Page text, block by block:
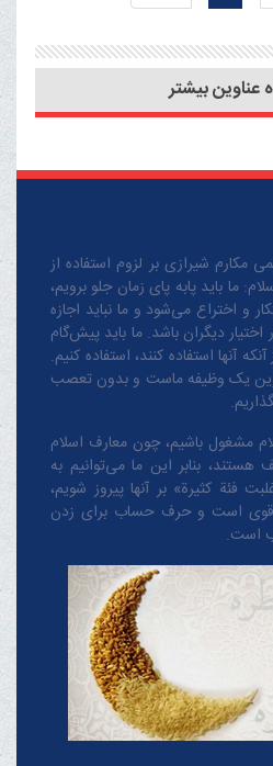
از این صبر جایز نیست
بیشتر
مکارم شیرازی بر لزوم استفاده از
ما باید پابه پای زمان جلو برویم،
و اختراع می‌شود و ما نباید اجازه
دیگران باشد. ما باید پیش‌گام
آنها استفاده کنند، استفاده کنیم.
نوین یک وظیفه ماست و بدون تعصب
مشغول باشیم، چون معارف اسلام
بنابر این ما می‌توانیم به
فئة کثیرة» بر آنها پیروز شویم،
قوی است و حرف حساب برای زدن
است.